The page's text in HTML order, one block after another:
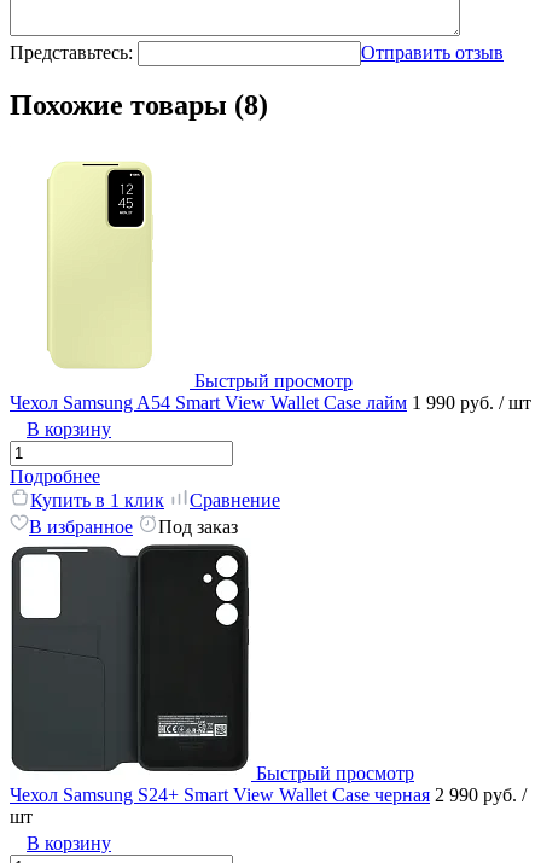
Представьтесь: Отправить отзыв
Похожие товары (8)
Быстрый просмотр
Чехол Samsung A54 Smart View Wallet Case лайм 1 990 руб. / шт
В корзину
Подробнее
Купить в 1 клик
Сравнение
В избранное
Под заказ
Быстрый просмотр
Чехол Samsung S24+ Smart View Wallet Case черная 2 990 руб. /
шт
В корзину